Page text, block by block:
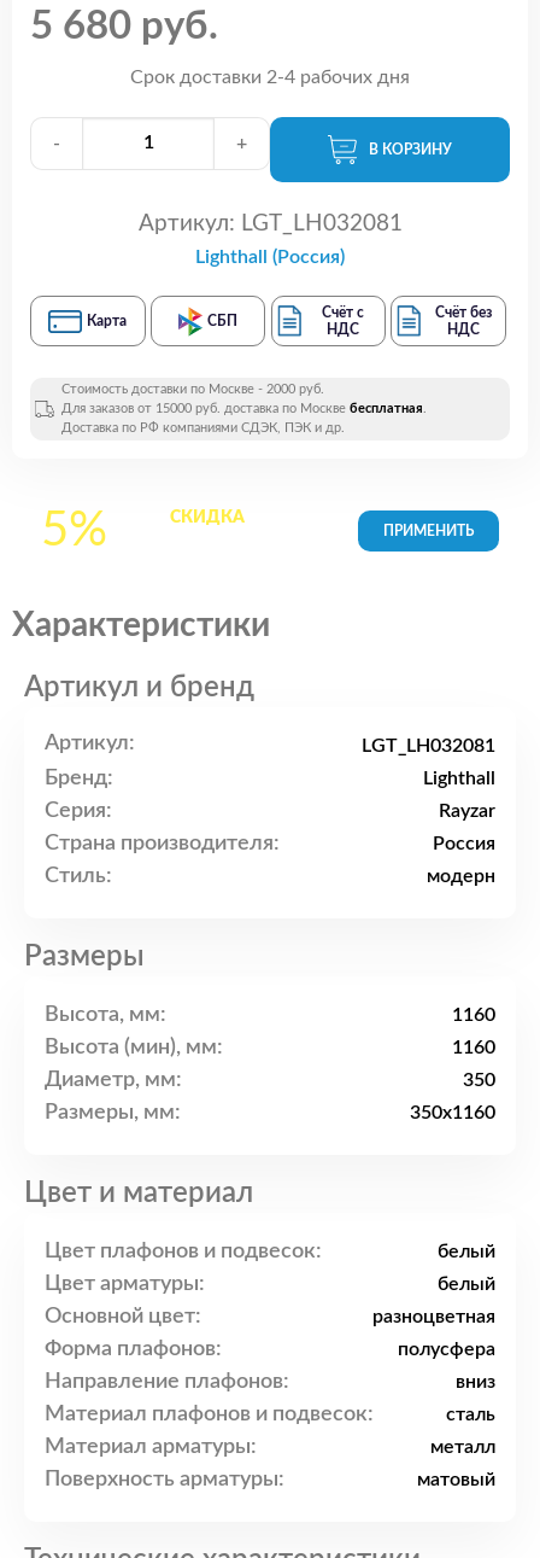
5 680 руб.
Срок доставки 2-4 рабочих дня
- + В КОРЗИНУ
Артикул: LGT_LH032081
Lighthall (Россия)
Карта СБП
Счёт с
НДС
Счёт без
НДС
Стоимость доставки по Москве - 2000 руб.
Для заказов от 15000 руб. доставка по Москве бесплатная.
Доставка по РФ компаниями СДЭК, ПЭК и др.
5% СКИДКАна все
Характеристики
Артикул и бренд
Артикул: LGT_LH032081
Бренд: Lighthall
Серия: Rayzar
Страна производителя: Россия
Стиль: модерн
Размеры
Высота, мм: 1160
Высота (мин), мм: 1160
Диаметр, мм: 350
Размеры, мм: 350x1160
Цвет и материал
Цвет плафонов и подвесок: белый
Цвет арматуры: белый
Основной цвет: разноцветная
Форма плафонов: полусфера
Направление плафонов: вниз
Материал плафонов и подвесок: сталь
Материал арматуры: металл
Поверхность арматуры: матовый